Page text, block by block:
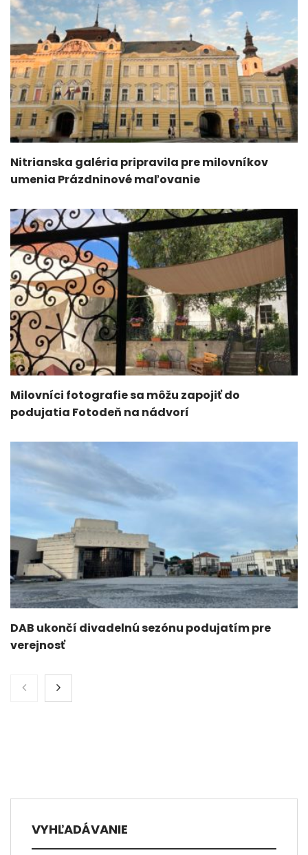
Nitrianska galéria pripravila pre milovníkov
umenia Prázdninové maľovanie
Milovníci fotografie sa môžu zapojiť do
podujatia Fotodeň na nádvorí
DAB ukončí divadelnú sezónu podujatím pre
verejnosť
VYHĽADÁVANIE